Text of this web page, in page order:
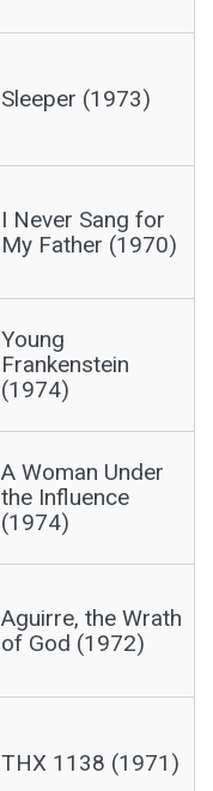
Sleeper (1973)
I Never Sang for
My Father (1970)
Young
Frankenstein
(1974)
A Woman Under
the Influence
(1974)
Aguirre, the Wrath
of God (1972)
THX 1138 (1971)